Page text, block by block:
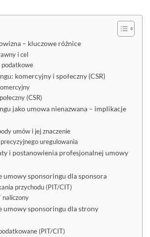
– kluczowe różnice
i cel
podatkowe
komercyjny i społeczny (CSR)
(CSR)
jako umowa nienazwana – implikacje
umów i jej znaczenie
uregulowania
i postanowienia profesjonalnej umowy
umowy sponsoringu dla sponsora
przychodu (PIT/CIT)
naliczony
umowy sponsoringu dla strony
(PIT/CIT)